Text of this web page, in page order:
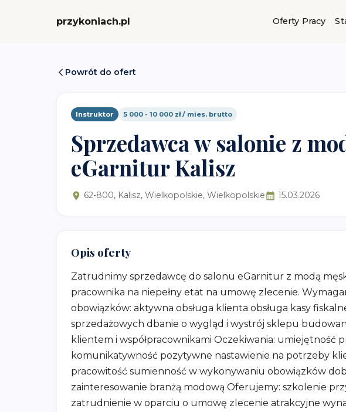
przykoniach.pl Oferty Pracy
Powrót do ofert
Instruktor 5 000 - 10 000 zł / mies. brutto
Sprzedawca w salonie z
eGarnitur Kalisz
62-800, Kalisz, Wielkopolskie, Wielkopolskie 15.03.2026
Opis oferty
Zatrudnimy sprzedawcę do salonu eGarnitur z modą
pracownika na niepełny etat na umowę zlecenie.
obowiązków: aktywna obsługa klienta obsługa kasy
sprzedażowych dbanie o wygląd i wystrój sklepu
klientem i współpracownikami Oczekiwania: umiejętność
komunikatywność pozytywne nastawienie na potrzeby
pracowitość sumienność w wykonywaniu obowiązków
zainteresowanie branżą modową Oferujemy: szkolenie
zatrudnienie w oparciu o umowę zlecenie atrakcyjne